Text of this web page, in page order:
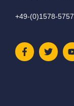
+49-(0)1578-